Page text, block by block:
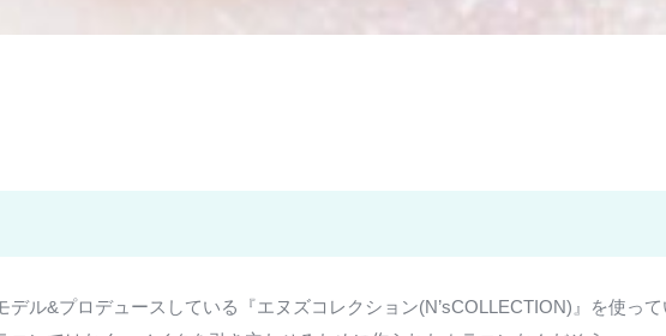
ル&プロデュースしている『エヌズコレクション(N’sCOLLECTION)』を使っ